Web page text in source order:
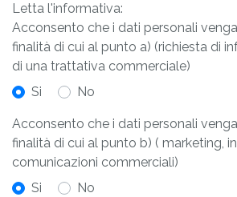
Letta l'informativa:
Acconsento che i dati personali
finalità di cui al punto a) (richiesta di
di una trattativa commerciale)
Si
No
Acconsento che i dati personali
finalità di cui al punto b) ( marketing,
comunicazioni commerciali)
Si
No